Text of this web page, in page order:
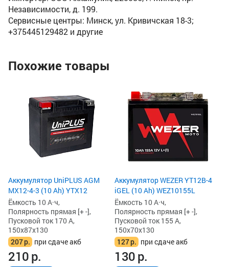
Независимости, д. 199.
Сервисные центры: Минск, ул. Кривичская 18-3;
+375445129482 и другие
Похожие товары
Аккумулятор UniPLUS AGM
MX12-4-3 (10 Ah) YTX12
Ёмкость 10 А·ч,
Полярность прямая [+ -],
Пусковой ток 170 А,
150x87x130
207р. при сдаче акб
210р.
Аккумулятор WEZER YT12B-4
iGEL (10 Ah) WEZ10155L
Ёмкость 10 А·ч,
Полярность прямая [+ -],
Пусковой ток 155 А,
150x70x130
127р. при сдаче акб
130р.